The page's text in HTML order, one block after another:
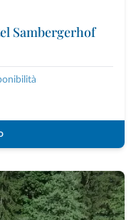
Sambergerhof